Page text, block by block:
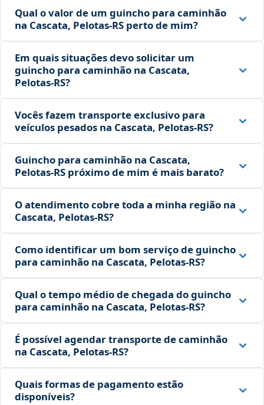
Qual o valor de um guincho para caminhão
na Cascata, Pelotas‑RS perto de mim?
Em quais situações devo solicitar um
guincho para caminhão na Cascata,
Pelotas‑RS?
Vocês fazem transporte exclusivo para
veículos pesados na Cascata, Pelotas‑RS?
Guincho para caminhão na Cascata,
Pelotas‑RS próximo de mim é mais barato?
O atendimento cobre toda a minha região na
Cascata, Pelotas‑RS?
Como identificar um bom serviço de guincho
para caminhão na Cascata, Pelotas‑RS?
Qual o tempo médio de chegada do guincho
para caminhão na Cascata, Pelotas‑RS?
É possível agendar transporte de caminhão
na Cascata, Pelotas‑RS?
Quais formas de pagamento estão
disponíveis?